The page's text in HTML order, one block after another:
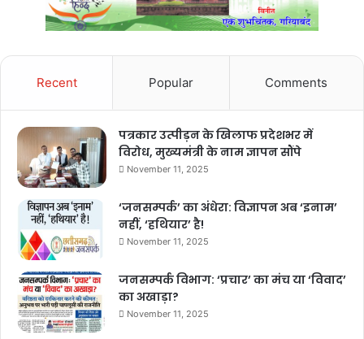
Recent Popular Comments
पत्रकार उत्पीड़न के खिलाफ प्रदेशभर में
विरोध, मुख्यमंत्री के नाम ज्ञापन सौंपे
November 11, 2025
‘जनसम्पर्क’ का अंधेरा: विज्ञापन अब ‘इनाम’
नहीं, ‘हथियार’ है!
November 11, 2025
जनसम्पर्क विभाग: ‘प्रचार’ का मंच या ‘विवाद’
का अखाड़ा?
November 11, 2025